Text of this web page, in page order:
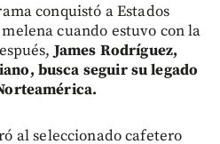
conquistó a Estados
cuando estuvo con la
James Rodríguez,
busca seguir su legado
al seleccionado cafetero